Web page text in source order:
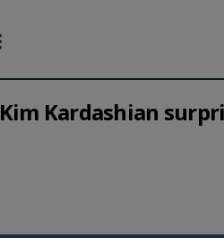
Kim Kardashian